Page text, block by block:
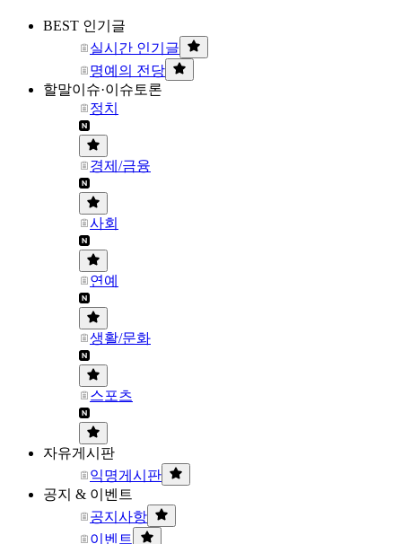
BEST 인기글
실시간 인기글
명예의 전당
할말이슈·이슈토론
정치
경제/금융
사회
연예
생활/문화
스포츠
자유게시판
익명게시판
공지 & 이벤트
공지사항
이벤트